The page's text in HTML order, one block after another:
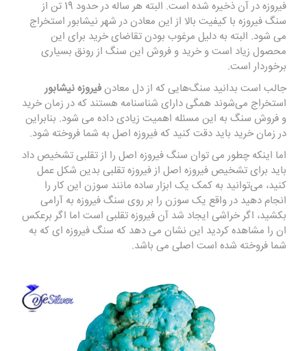
فیروزه در آن ذخیره شده است. البته هر ساله در حدود 19 تن از
سنگ فیروزه با کیفیت بالا از این معادن در شهر نیشابور استخراج
می شود. البته به دلیل مرغوب بودن تقاضای خرید برای این
محصول زیاد است و خرید و فروش این سنگ از رونق بسیاری
برخوردار است.
جالب است بدانید سنگ‌هایی که از دل معادنفیروزه نیشابور
استخراج می‌شوند همگی دارای شناسنامه هستند که در زمان خرید
و فروش سنگ به این مسئله اهمیت زیادی داده می شود. بنابراین
در زمان خرید باید دقت کنید که فیروزه اصل به شما فروخته شود.
اما اینکه چطور می توان سنگ فیروزه اصل را از تقلبی تشخیص داد
باید برای تشخیص فیروزه اصل از فیروزه تقلبی بدین شکل عمل
کنید، می‌توانید به کمک یک ابزار ساده مانند سوزن این کار را
انجام دهید در واقع یک سوزن را بر روی سنگ فیروزه به آرامی
بکشید، اگر خراشی ایجاد شد آن فیروزه تقلبی است اما اگر برعکس
ان را مشاهده کردید این نشان می دهد که سنگ فیروزه ای که به
شما فروخته شده است اصلی می باشد.